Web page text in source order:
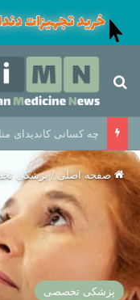
جستجو برای
چه کسانی کاندیدای
صفحه اصلی /پزشکی
پزشکی تخصصی